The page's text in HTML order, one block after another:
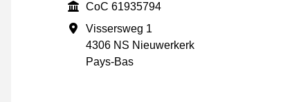
CoC
CoC 61935794
Adresse professionnelle
Vissersweg 1
4306 NS Nieuwerkerk
Pays-Bas